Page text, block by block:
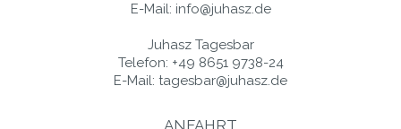
E-Mail: info@juhasz.de
Juhasz Tagesbar
Telefon: +49 8651 9738-24
E-Mail: tagesbar@juhasz.de
ANFAHRT